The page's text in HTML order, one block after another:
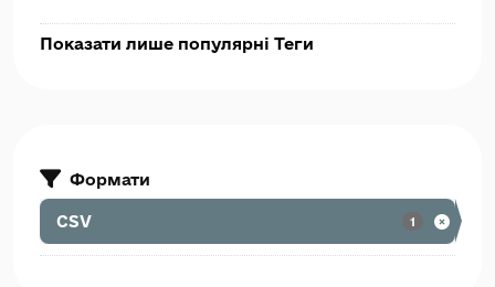
Показати лише популярні Теги
Формати
CSV 1